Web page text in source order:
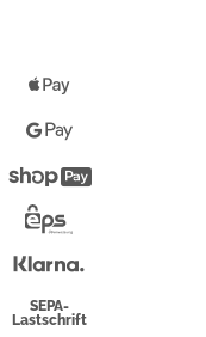
Pay
Google
Pay
Überweisung
SEPA-
Lastschrift